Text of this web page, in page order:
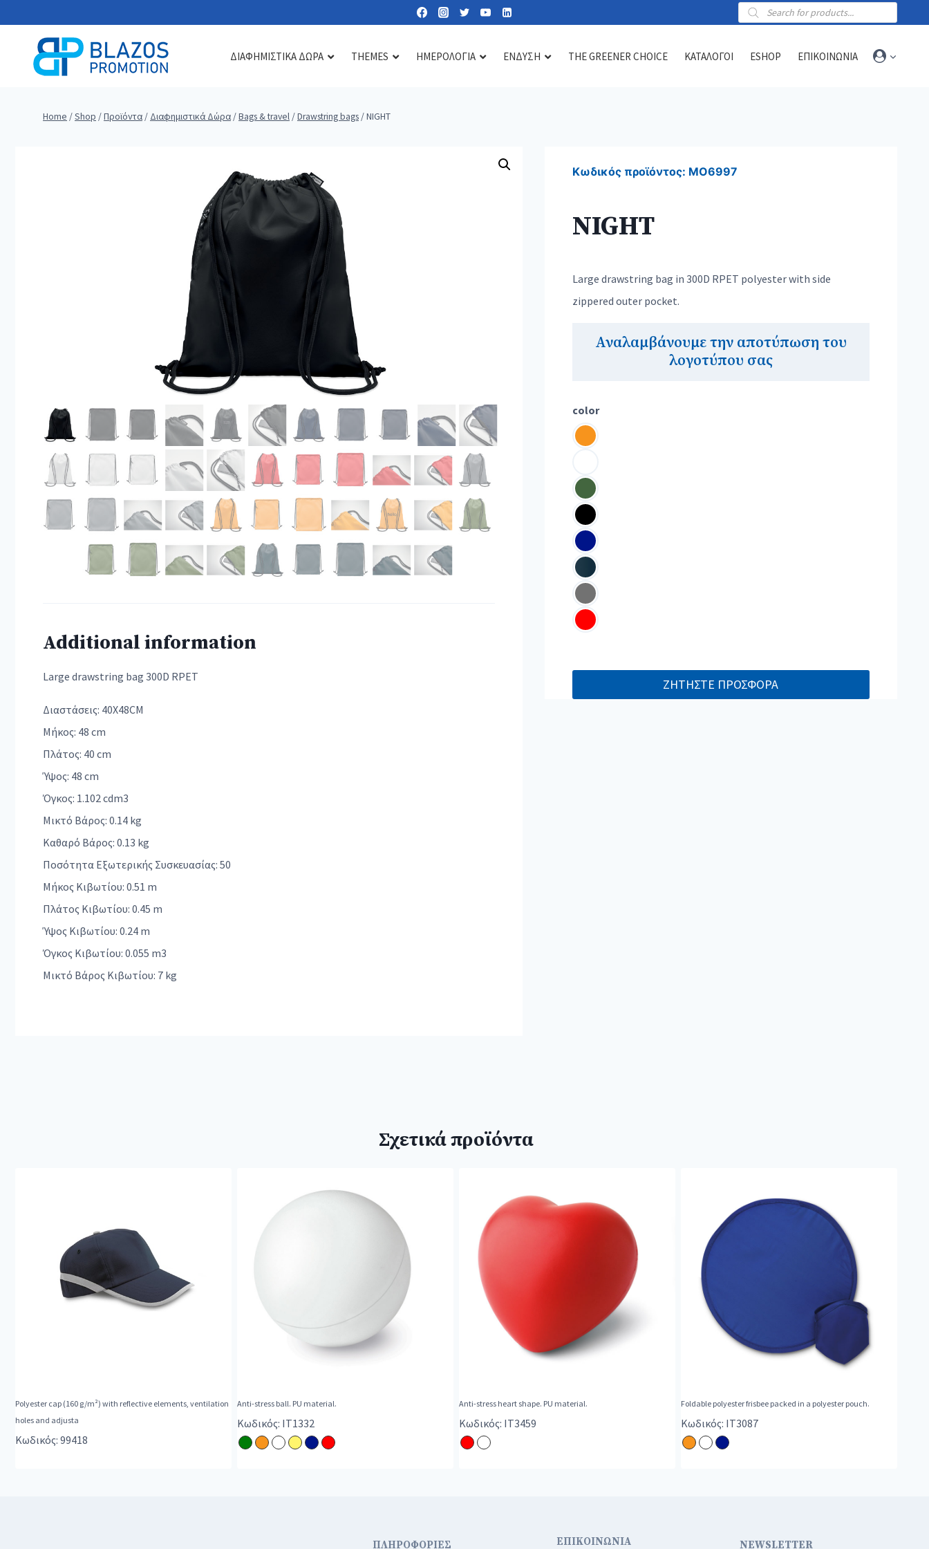
content
Products
search
ΔΙΑΦΗΜΙΣΤΙΚΑ ΔΩΡΑ THEMES ΗΜΕΡΟΛΟΓΙΑ ΕΝΔΥΣΗ THE GREENER CHOICE ΚΑΤΑΛΟΓΟΙ ESHOP ΕΠΙΚΟΙΝΩΝΙΑ
Home /Shop /Προϊόντα / Διαφημιστικά Δώρα /Bags & travel /Drawstring bags /NIGHT
Additional information
Large drawstring bag 300D RPET
Διαστάσεις: 40X48CM
Μήκος: 48 cm
Πλάτος: 40 cm
Ύψος: 48 cm
Όγκος: 1.102 cdm3
Μικτό Βάρος: 0.14 kg
Καθαρό Βάρος: 0.13 kg
Ποσότητα Εξωτερικής Συσκευασίας: 50
Μήκος Κιβωτίου: 0.51 m
Πλάτος Κιβωτίου: 0.45 m
Ύψος Κιβωτίου: 0.24 m
Όγκος Κιβωτίου: 0.055 m3
Μικτό Βάρος Κιβωτίου: 7 kg
Κωδικός προϊόντος: MO6997
NIGHT
Large drawstring bag in 300D RPET polyester with side
zippered outer pocket.
Αναλαμβάνουμε την αποτύπωση του
λογοτύπου σας
color
ΖΗΤΗΣΤΕ ΠΡΟΣΦΟΡΑ
Σχετικά προϊόντα
Polyester cap (160 g/m²) with reflective elements, ventilation
holes and adjusta
Κωδικός: 99418
Anti-stress ball. PU material.
Κωδικός: IT1332
Anti-stress heart shape. PU material.
Κωδικός: IT3459
Foldable polyester frisbee packed in a polyester pouch.
Κωδικός: IT3087
ΠΛΗΡΟΦΟΡΙΕΣ ΕΠΙΚΟΙΝΩΝΙΑ NEWSLETTER